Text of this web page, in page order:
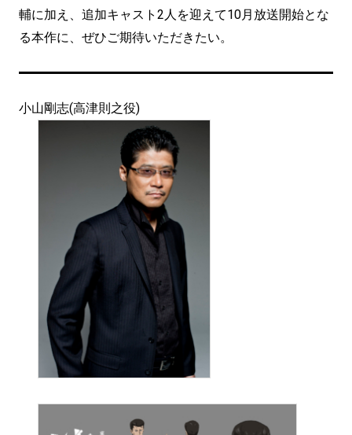
輔に加え、追加キャスト2人を迎えて10月放送開始とな
る本作に、ぜひご期待いただきたい。
小山剛志(高津則之役)